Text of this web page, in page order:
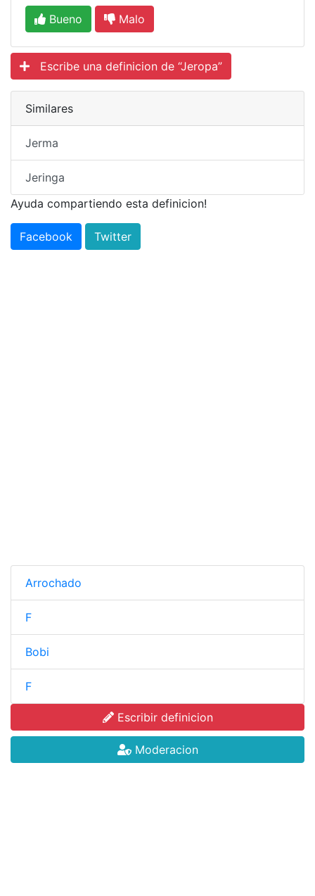
Bueno Malo
Escribe una definicion de “Jeropa”
Similares
Jerma
Jeringa
Ayuda compartiendo esta definicion!
Facebook Twitter
Arrochado
F
Bobi
F
Escribir definicion
Moderacion